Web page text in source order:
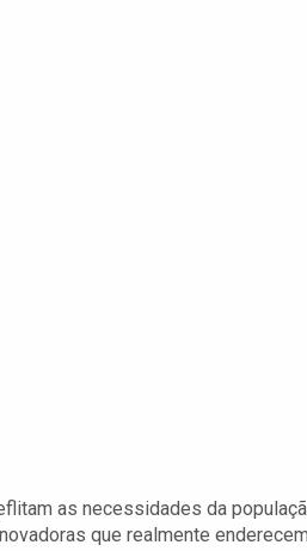
as necessidades da
que realmente